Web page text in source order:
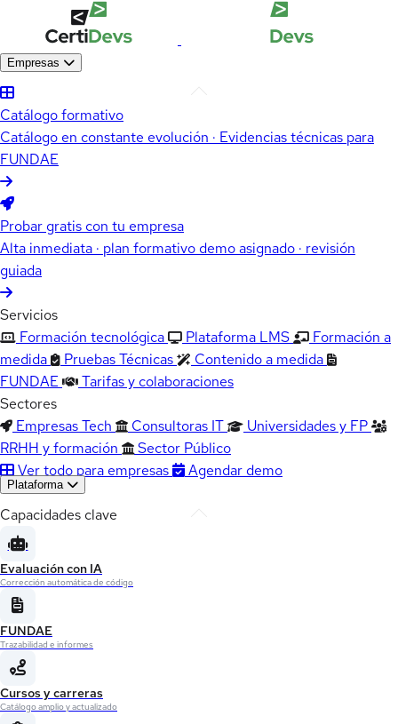
Empresas
Catálogo formativo
Catálogo en constante evolución · Evidencias técnicas para
FUNDAE
Probar gratis con tu empresa
Alta inmediata · plan formativo demo asignado · revisión
guiada
Servicios
Formación tecnológica
Plataforma LMS
Formación a
medida
Pruebas Técnicas
Contenido a medida
FUNDAE
Tarifas y colaboraciones
Sectores
Empresas Tech
Consultoras IT
Universidades y FP
RRHH y formación
Sector Público
Ver todo para empresas
Agendar demo
Plataforma
Capacidades clave
Evaluación con IA
Corrección automática de código
FUNDAE
Trazabilidad e informes
Cursos y carreras
Catálogo amplio y actualizado